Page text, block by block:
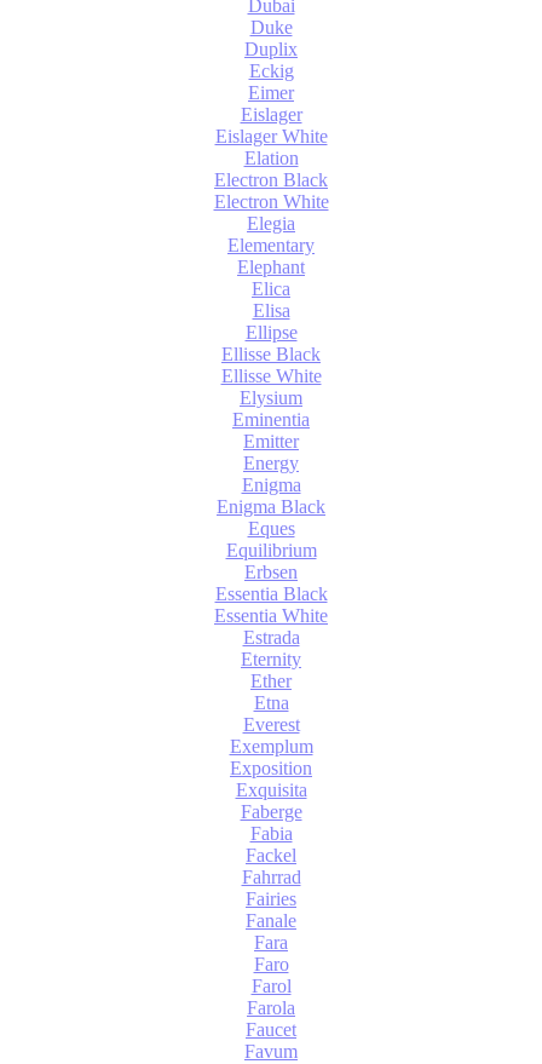
Dubai
Duke
Duplix
Eckig
Eimer
Eislager
Eislager White
Elation
Electron Black
Electron White
Elegia
Elementary
Elephant
Elica
Elisa
Ellipse
Ellisse Black
Ellisse White
Elysium
Eminentia
Emitter
Energy
Enigma
Enigma Black
Eques
Equilibrium
Erbsen
Essentia Black
Essentia White
Estrada
Eternity
Ether
Etna
Everest
Exemplum
Exposition
Exquisita
Faberge
Fabia
Fackel
Fahrrad
Fairies
Fanale
Fara
Faro
Farol
Farola
Faucet
Favum